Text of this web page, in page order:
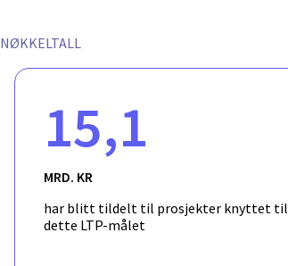
NØKKELTALL
15,1
MRD. KR
har blitt tildelt til prosjekter knyttet til
dette LTP-målet